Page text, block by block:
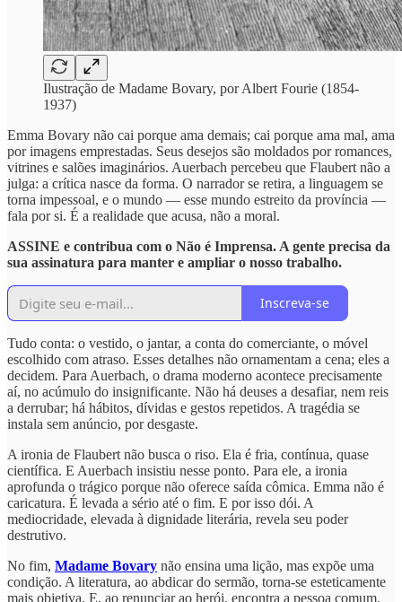
Ilustração de Madame Bovary, por Albert Fourie (1854-
1937)
Emma Bovary não cai porque ama demais; cai porque ama mal, ama
por imagens emprestadas. Seus desejos são moldados por romances,
vitrines e salões imaginários. Auerbach percebeu que Flaubert não a
julga: a crítica nasce da forma. O narrador se retira, a linguagem se
torna impessoal, e o mundo — esse mundo estreito da província —
fala por si. É a realidade que acusa, não a moral.
ASSINE e contribua com o Não é Imprensa. A gente precisa da
sua assinatura para manter e ampliar o nosso trabalho.
Inscreva-se
Tudo conta: o vestido, o jantar, a conta do comerciante, o móvel
escolhido com atraso. Esses detalhes não ornamentam a cena; eles a
decidem. Para Auerbach, o drama moderno acontece precisamente
aí, no acúmulo do insignificante. Não há deuses a desafiar, nem reis
a derrubar; há hábitos, dívidas e gestos repetidos. A tragédia se
instala sem anúncio, por desgaste.
A ironia de Flaubert não busca o riso. Ela é fria, contínua, quase
científica. E Auerbach insistiu nesse ponto. Para ele, a ironia
aprofunda o trágico porque não oferece saída cômica. Emma não é
caricatura. É levada a sério até o fim. E por isso dói. A
mediocridade, elevada à dignidade literária, revela seu poder
destrutivo.
No fim, Madame Bovary não ensina uma lição, mas expõe uma
condição. A literatura, ao abdicar do sermão, torna-se esteticamente
mais objetiva. E, ao renunciar ao herói, encontra a pessoa comum.